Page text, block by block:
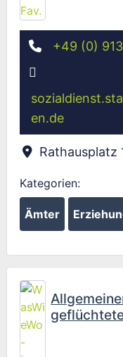
+49 (0)
en.de
Rathausplatz
Kategorien:
Ämter